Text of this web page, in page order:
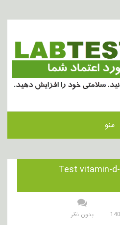
منو
هدف از انجام آزمایش Test vitamin-d-
بدون نظر